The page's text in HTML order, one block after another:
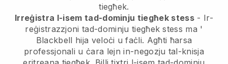
tiegħek.
Irreġistra l-isem tad-dominju tiegħek stess- Ir-
reġistrazzjoni tad-dominju tiegħek stess ma '
Blackbell hija veloċi u faċli. Agħti ħarsa
professjonali u ċara lejn in-negozju tal-knisja